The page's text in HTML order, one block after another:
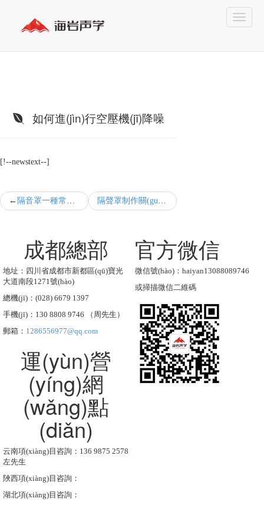
如何進(jìn)行空壓機(jī)降噪
[!--newstext--]
隔音罩一種常見的機(jī)器噪聲治理設(shè)備 隔聲罩制作關(guān)乎工業(yè)噪聲降噪的效果
成都總部
地址：四川省成都市新都區(qū)寶光
大道南段1271號(hào)
總機(jī)：(028) 6679 1397
手機(jī)：130 8808 9746 （周先生）
郵箱： 1286556977@qq.com
運(yùn)營
(yíng)網
(wǎng)點
(diǎn)
云南項(xiàng)目咨詢：136 9875 2578
左先生
陜西項(xiàng)目咨詢：
湖北項(xiàng)目咨詢：
官方微信
微信號(hào)：haiyan13088089746
或掃描微信二維碼